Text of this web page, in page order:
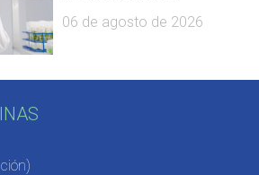
06 de agosto de 2026